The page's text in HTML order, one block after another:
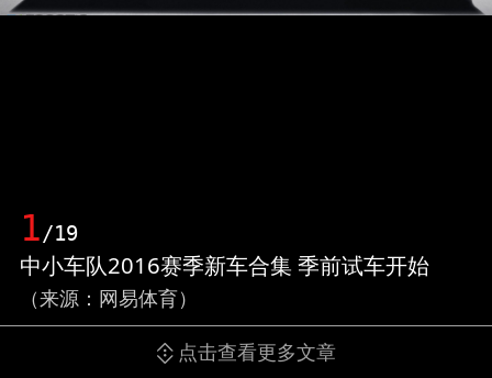
1/19
中小车队2016赛季新车合集 季前试车开始
（来源：网易体育）
点击查看更多文章